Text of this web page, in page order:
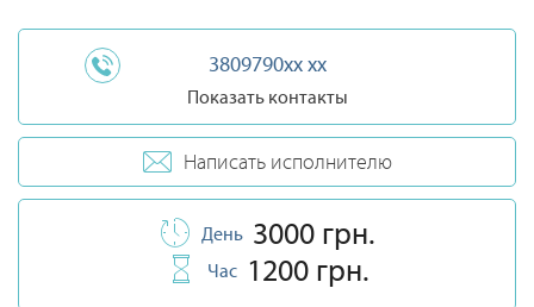
3809790xx xx
Показать контакты
Написать исполнителю
День 3000 грн.
Час 1200 грн.